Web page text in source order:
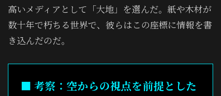
高いメディアとして「大地」を選んだ。紙や木材が
数十年で朽ちる世界で、彼らはこの座標に情報を書
き込んだのだ。
■ 考察：空からの視点を前提とした